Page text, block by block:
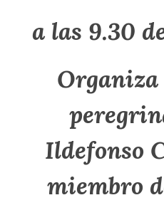
a las 9.30
Ildefonso
miembro